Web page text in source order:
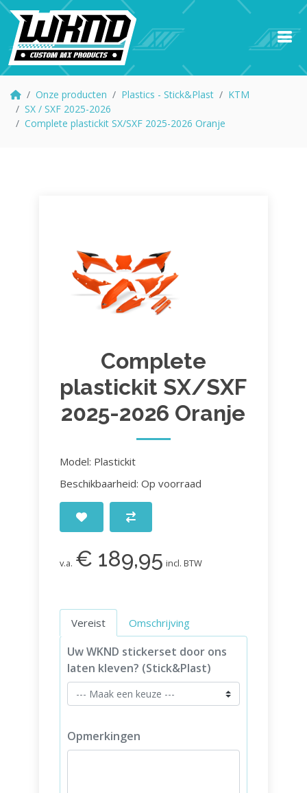
Onze producten Plastics - Stick&Plast
KTM
SX / SXF 2025-2026
Complete plastickit SX/SXF 2025-2026 Oranje
Complete
plastickit SX/SXF
2025-2026 Oranje
Model: Plastickit
Beschikbaarheid: Op voorraad
v.a. € 189,95 incl. BTW
Vereist Omschrijving
Uw WKND stickerset door ons
laten kleven? (Stick&Plast)
Opmerkingen